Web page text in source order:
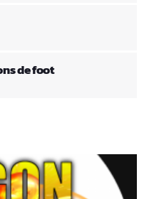
de foot